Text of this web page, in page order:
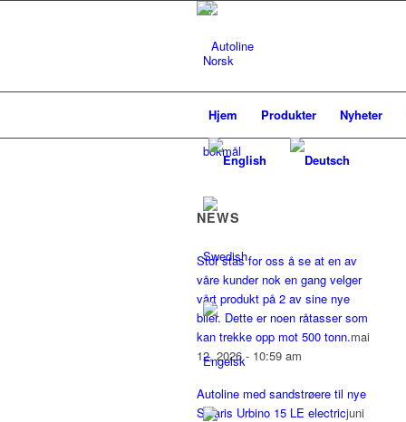
Hjem Produkter Nyheter
NEWS
Stor stas for oss å se at en av
våre kunder nok en gang velger
vårt produkt på 2 av sine nye
biler. Dette er noen råtasser som
kan trekke opp mot 500 tonn.mai
12, 2026 - 10:59 am
Autoline med sandstrøere til nye
Solaris Urbino 15 LE electricjuni